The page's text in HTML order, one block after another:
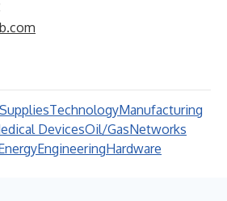
TechnologyManufacturing
DevicesOil/GasNetworks
EngineeringHardware